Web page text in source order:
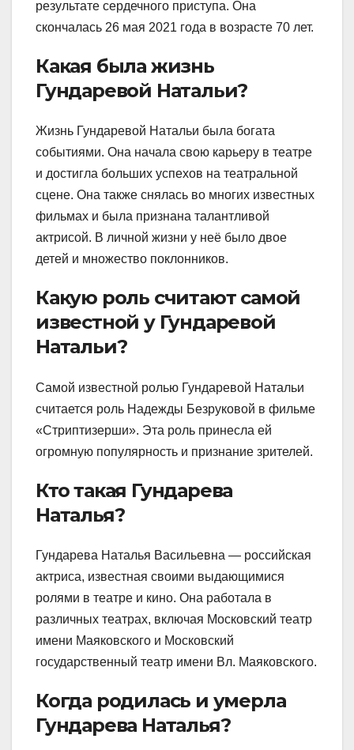
результате сердечного приступа. Она
скончалась 26 мая 2021 года в возрасте 70 лет.
Какая была жизнь
Гундаревой Натальи?
Жизнь Гундаревой Натальи была богата
событиями. Она начала свою карьеру в театре
и достигла больших успехов на театральной
сцене. Она также снялась во многих известных
фильмах и была признана талантливой
актрисой. В личной жизни у неё было двое
детей и множество поклонников.
Какую роль считают самой
известной у Гундаревой
Натальи?
Самой известной ролью Гундаревой Натальи
считается роль Надежды Безруковой в фильме
«Стриптизерши». Эта роль принесла ей
огромную популярность и признание зрителей.
Кто такая Гундарева
Наталья?
Гундарева Наталья Васильевна — российская
актриса, известная своими выдающимися
ролями в театре и кино. Она работала в
различных театрах, включая Московский театр
имени Маяковского и Московский
государственный театр имени Вл. Маяковского.
Когда родилась и умерла
Гундарева Наталья?